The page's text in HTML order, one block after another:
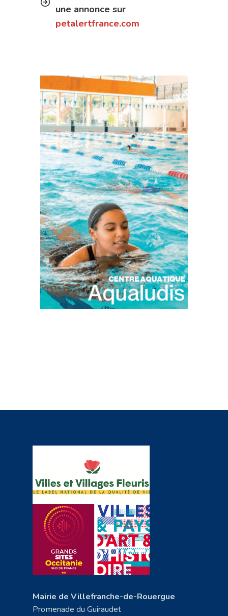
une annonce sur
petalertfrance.com
Mairie de Villefranche-de-Rouergue
Promenade du Guiraudet